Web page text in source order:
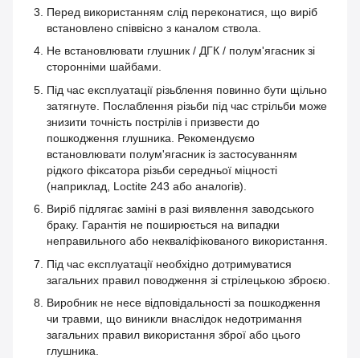
Перед використанням слід переконатися, що виріб
встановлено співвісно з каналом ствола.
Не встановлювати глушник / ДГК / полум'ягасник зі
сторонніми шайбами.
Під час експлуатації різьблення повинно бути щільно
затягнуте. Послаблення різьби під час стрільби може
знизити точність пострілів і призвести до
пошкодження глушника. Рекомендуємо
встановлювати полум'ягасник із застосуванням
рідкого фіксатора різьби середньої міцності
(наприклад, Loctite 243 або аналогів).
Виріб підлягає заміні в разі виявлення заводського
браку. Гарантія не поширюється на випадки
неправильного або некваліфікованого використання.
Під час експлуатації необхідно дотримуватися
загальних правил поводження зі стрілецькою зброєю.
Виробник не несе відповідальності за пошкодження
чи травми, що виникли внаслідок недотримання
загальних правил використання зброї або цього
глушника.